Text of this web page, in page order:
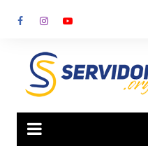
para
conteúdo